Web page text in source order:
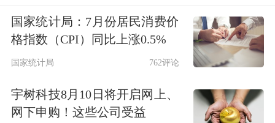
国家统计局：7月份居民消费价
格指数（CPI）同比上涨0.5%
国家统计局 762评论
宇树科技8月10日将开启网上、
网下申购！这些公司受益